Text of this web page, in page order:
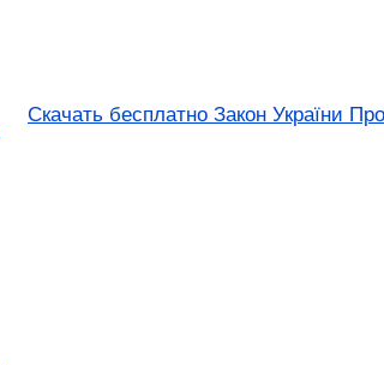
Скачать бесплатно Закон України